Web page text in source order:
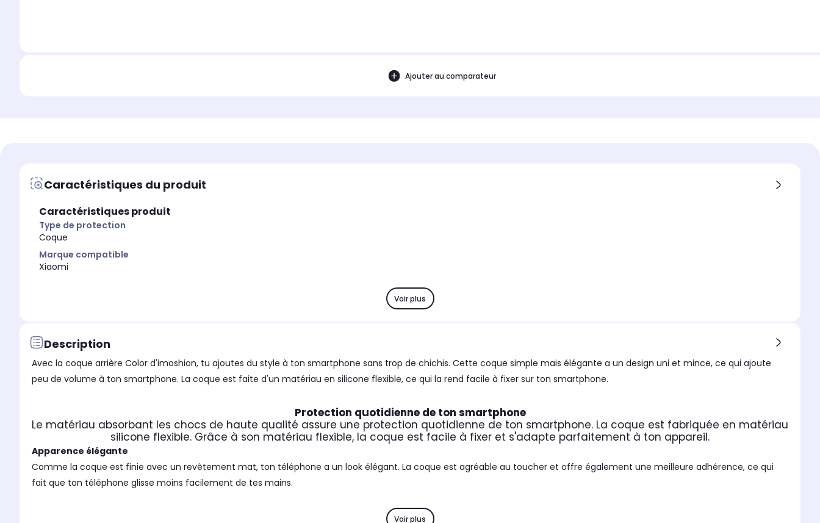
Ajouter au comparateur
Caractéristiques du produit
Caractéristiques produit
Type de protection
Coque
Marque compatible
Xiaomi
Voir plus
Description
Avec la coque arrière Color d'imoshion, tu ajoutes du style à ton smartphone sans trop de chichis. Cette coque simple mais élégante a un design uni et mince, ce qui ajoute
peu de volume à ton smartphone. La coque est faite d'un matériau en silicone flexible, ce qui la rend facile à fixer sur ton smartphone.
Protection quotidienne de ton smartphone
Le matériau absorbant les chocs de haute qualité assure une protection quotidienne de ton smartphone. La coque est fabriquée en matériau
silicone flexible. Grâce à son matériau flexible, la coque est facile à fixer et s'adapte parfaitement à ton appareil.
Apparence élégante
Comme la coque est finie avec un revêtement mat, ton téléphone a un look élégant. La coque est agréable au toucher et offre également une meilleure adhérence, ce qui
fait que ton téléphone glisse moins facilement de tes mains.
Voir plus